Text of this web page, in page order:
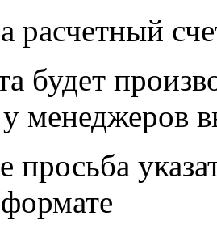
расчетный
будет
менеджеров
просьба